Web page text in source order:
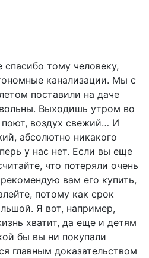
спасибо тому человеку,
канализации. Мы с
поставили на даче
Выходишь утром во
воздух свежий… И
абсолютно никакого
у нас нет. Если вы еще
что потеряли очень
вам его купить,
потому как срок
Я вот, например,
хватит, да еще и детям
бы вы ни покупали
главным доказательством